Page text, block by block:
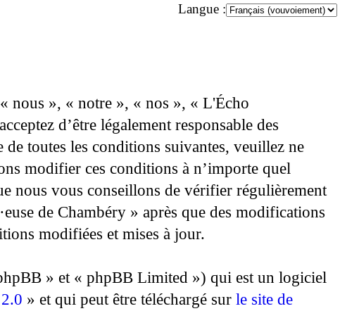
Langue :
nous », « notre », « nos », « L'Écho
d’être légalement responsable des
de toutes les conditions suivantes, veuillez ne
modifier ces conditions à n’importe quel
nous vous conseillons de vérifier régulièrement
de Chambéry » après que des modifications
modifiées et mises à jour.
» et « phpBB Limited ») qui est un logiciel
» et qui peut être téléchargé surle site de